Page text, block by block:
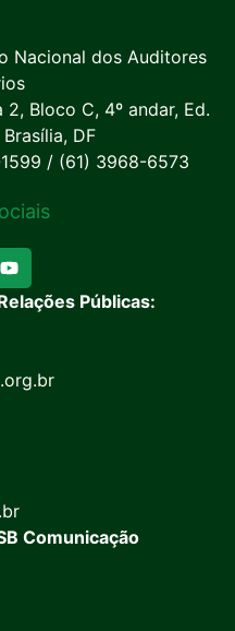
Nacional dos Auditores
Bloco C, 4º andar, Ed.
DF
/ (61) 3968-6573
Públicas:
Comunicação